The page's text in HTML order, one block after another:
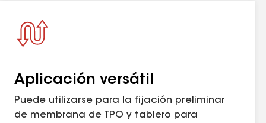
Diámetro de la placa
Peso:
SKU
Aplicación versátil
Puede utilizarse para la fijación preliminar
de membrana de TPO y tablero para